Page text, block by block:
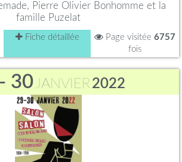
Pierre Olivier Bonhomme et la
famille Puzelat
Fiche détaillée Page visitée 6757
fois
30JANVIER2022